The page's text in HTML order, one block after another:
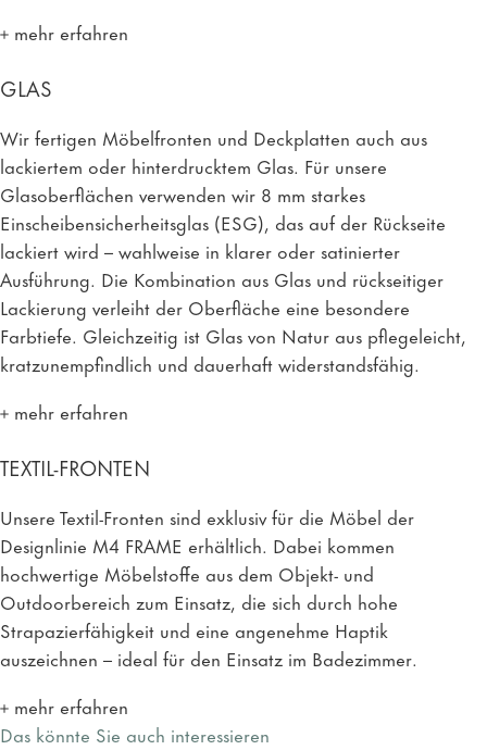
mehr erfahren
GLAS
Wir fertigen Möbelfronten und Deckplatten auch aus
lackiertem oder hinterdrucktem Glas. Für unsere
Glasoberflächen verwenden wir 8 mm starkes
Einscheibensicherheitsglas (ESG), das auf der Rückseite
lackiert wird – wahlweise in klarer oder satinierter
Ausführung. Die Kombination aus Glas und rückseitiger
Lackierung verleiht der Oberfläche eine besondere
Farbtiefe. Gleichzeitig ist Glas von Natur aus pflegeleicht,
kratzunempfindlich und dauerhaft widerstandsfähig.
mehr erfahren
TEXTIL-FRONTEN
Unsere Textil-Fronten sind exklusiv für die Möbel der
Designlinie M4 FRAME erhältlich. Dabei kommen
hochwertige Möbelstoffe aus dem Objekt- und
Outdoorbereich zum Einsatz, die sich durch hohe
Strapazierfähigkeit und eine angenehme Haptik
auszeichnen – ideal für den Einsatz im Badezimmer.
mehr erfahren
Das könnte Sie auch interessieren